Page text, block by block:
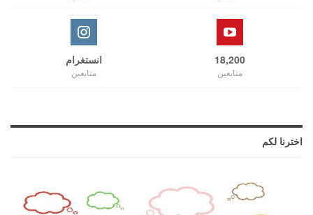
18,200
متابعين
انستغرام
متابعين
اخترنا لكم